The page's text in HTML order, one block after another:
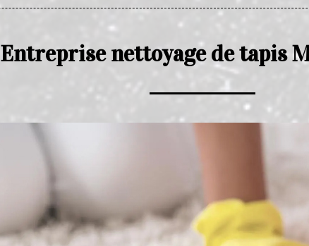
Entreprise nettoyage de tapis